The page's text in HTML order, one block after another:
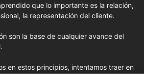
que lo importante es la relación,
la representación del cliente.
son la base de cualquier avance del
en estos principios, intentamos traer en